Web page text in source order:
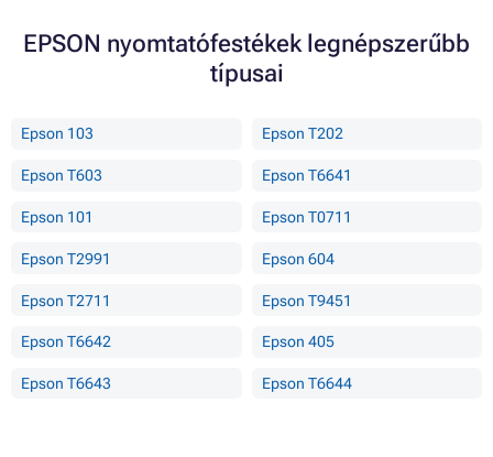
EPSON nyomtatófestékek legnépszerűbb
típusai
Epson 103 Epson T202
Epson T603 Epson T6641
Epson 101 Epson T0711
Epson T2991 Epson 604
Epson T2711 Epson T9451
Epson T6642 Epson 405
Epson T6643 Epson T6644